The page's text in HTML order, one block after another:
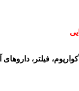
فیلتر،